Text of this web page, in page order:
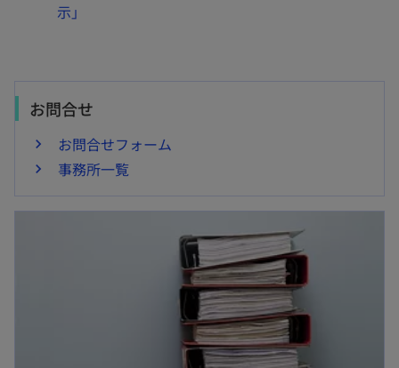
示」
お問合せ
お問合せフォーム
事務所一覧
新しいタブで開く